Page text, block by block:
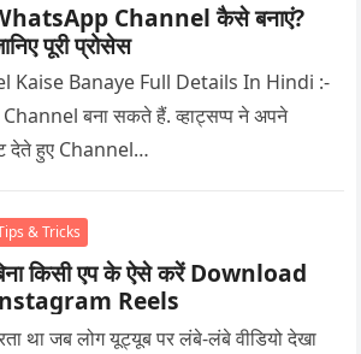
Channel कैसे बनाएं?
पूरी प्रोसेस
Kaise Banaye Full Details In Hindi :-
Channel बना सकते हैं. व्हाट्सप्प ने अपने
देते हुए Channel…
& Tricks
किसी एप के ऐसे करें Download
Reels
था जब लोग यूट्यूब पर लंबे-लंबे वीडियो देखा